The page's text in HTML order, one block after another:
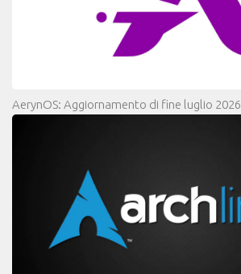
AerynOS: Aggiornamento di fine luglio 2026